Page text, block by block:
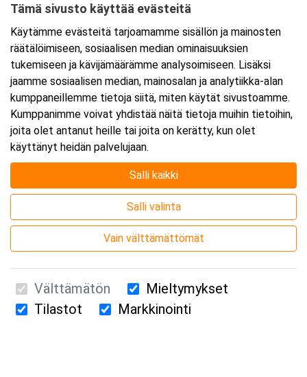
Tarkempi kartta ja ajo-ohjeet
Suomen Ensiapukoulutus Oy / Valimotie 21 / 00380 Helsinki
Tämä sivusto käyttää evästeitä
Käytämme evästeitä tarjoamamme sisällön ja mainosten
räätälöimiseen, sosiaalisen median ominaisuuksien
tukemiseen ja kävijämäärämme analysoimiseen. Lisäksi
jaamme sosiaalisen median, mainosalan ja analytiikka-alan
kumppaneillemme tietoja siitä, miten käytät sivustoamme.
Kumppanimme voivat yhdistää näitä tietoja muihin tietoihin,
joita olet antanut heille tai joita on kerätty, kun olet
käyttänyt heidän palvelujaan.
Salli kaikki
Salli valinta
Vain välttämättömät
Välttämätön
Mieltymykset
Tilastot
Markkinointi